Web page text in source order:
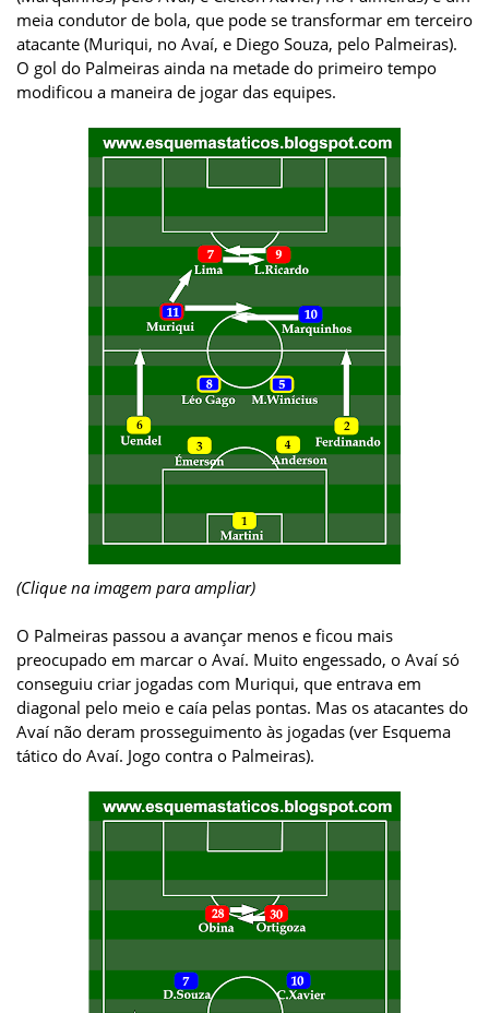
meia condutor de bola, que pode se transformar em terceiro
atacante (Muriqui, no Avaí, e Diego Souza, pelo Palmeiras).
O gol do Palmeiras ainda na metade do primeiro tempo
modificou a maneira de jogar das equipes.
(Clique na imagem para ampliar)
O Palmeiras passou a avançar menos e ficou mais
preocupado em marcar o Avaí. Muito engessado, o Avaí só
conseguiu criar jogadas com Muriqui, que entrava em
diagonal pelo meio e caía pelas pontas. Mas os atacantes do
Avaí não deram prosseguimento às jogadas (ver Esquema
tático do Avaí. Jogo contra o Palmeiras).